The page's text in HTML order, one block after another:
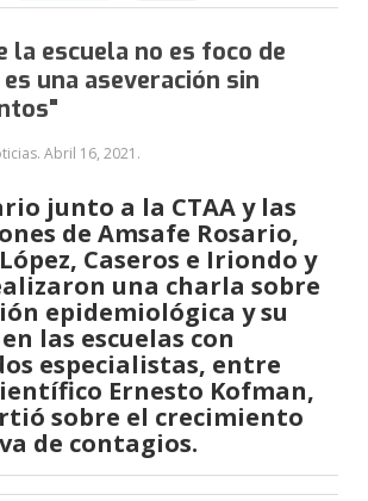
la escuela no es foco de
una aseveración sin
Abril 16, 2021 .
junto a la CTAA y las
de Amsafe Rosario,
Caseros e Iriondo y
una charla sobre
epidemiológica y su
las escuelas con
especialistas, entre
Ernesto Kofman,
sobre el crecimiento
de contagios.